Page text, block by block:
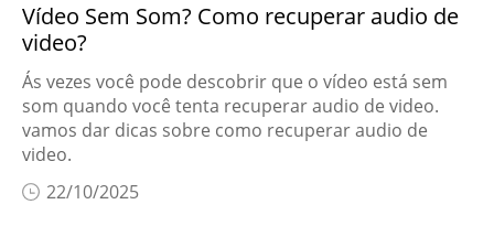
Vídeo Sem Som? Como recuperar audio de
video?
Ás vezes você pode descobrir que o vídeo está sem
som quando você tenta recuperar audio de video.
vamos dar dicas sobre como recuperar audio de
video.
22/10/2025